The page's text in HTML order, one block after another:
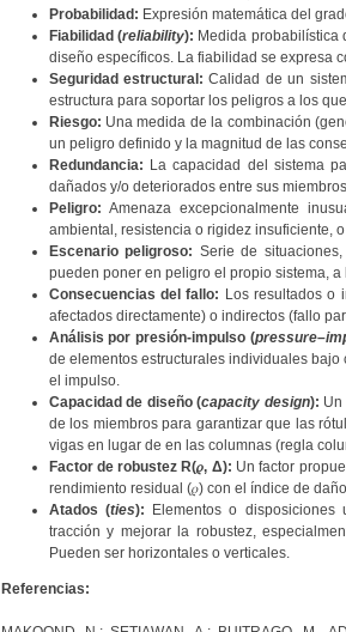
Probabilidad: Expresión matemática del
Fiabilidad (reliability): Medida probabilística
diseño específicos. La fiabilidad se expresa
Seguridad estructural: Calidad de un
estructura para soportar los peligros a los
Riesgo: Una medida de la combinación
un peligro definido y la magnitud de las
Redundancia: La capacidad del sistema
dañados y/o deteriorados entre sus miembros.
Peligro: Amenaza excepcionalmente
ambiental, resistencia o rigidez insuficiente,
Escenario peligroso: Serie de
pueden poner en peligro el propio sistema, a
Consecuencias del fallo: Los resultados o
afectados directamente) o indirectos (fallo
Análisis por presión-impulso (
de elementos estructurales individuales
el impulso.
Capacidad de diseño (capacity design):
de los miembros para garantizar que las
vigas en lugar de en las columnas (regla
Factor de robustez R(𝜌, Δ): Un factor
rendimiento residual (𝜌) con el índice de
Atados (ties): Elementos o
tracción y mejorar la robustez,
Pueden ser horizontales o verticales.
Referencias: